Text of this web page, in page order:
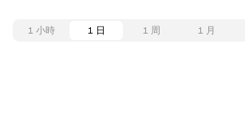
1 小時 1 日 1 周 1 月